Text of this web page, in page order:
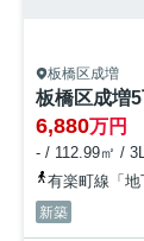
板橋区成増
6,880万円
- / 112.99㎡ /
有楽町線「
新築